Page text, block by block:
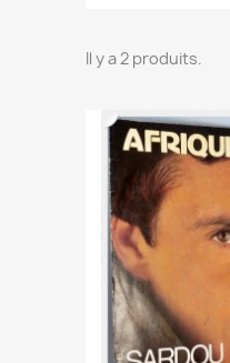
Il y a 2 produits.